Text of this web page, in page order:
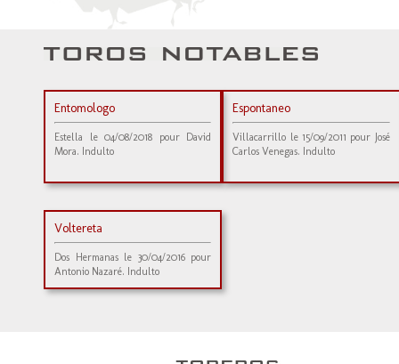
Entomologo
Estella le 04/08/2018 pour David
Mora. Indulto
Espontaneo
Villacarrillo le 15/09/2011 pour José
Carlos Venegas. Indulto
Voltereta
Dos Hermanas le 30/04/2016 pour
Antonio Nazaré. Indulto